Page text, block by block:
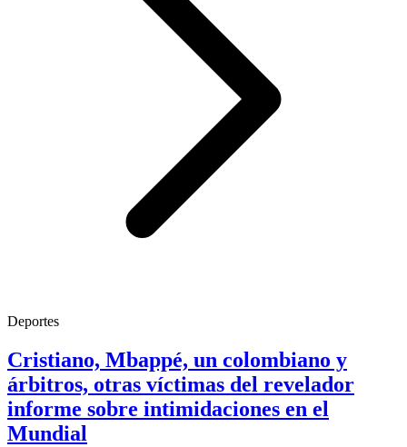
Deportes
Cristiano, Mbappé, un colombiano y
árbitros, otras víctimas del revelador
informe sobre intimidaciones en el
Mundial